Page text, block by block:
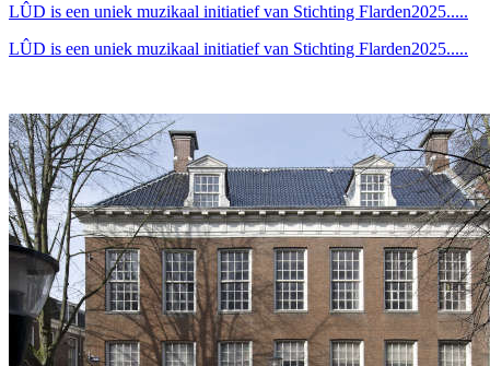
LÛD is een uniek muzikaal initiatief van Stichting Flarden2025.....
LÛD is een uniek muzikaal initiatief van Stichting Flarden2025.....